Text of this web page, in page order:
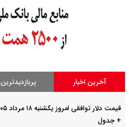
آخرین اخبار پربازدیدترین
+ جدول